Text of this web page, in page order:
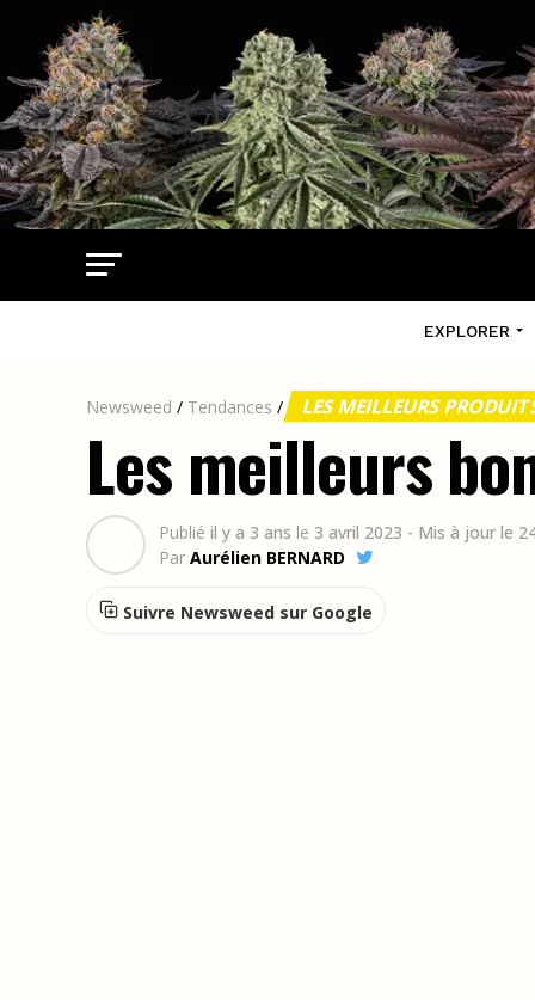
EXPLORER
Newsweed / Tendances / LES MEILLEURS
Les meilleurs
Publié il y a 3 ans le 3 avril 2023 - Mis à jour le
Par Aurélien BERNARD
Suivre Newsweed sur Google